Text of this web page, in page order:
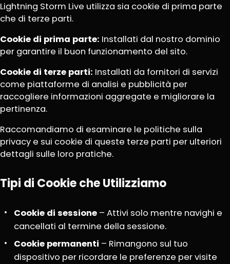
Lightning Storm Live utilizza sia cookie di prima parte
che di terze parti.
Cookie di prima parte: Installati dal nostro dominio
per garantire il buon funzionamento del sito.
Cookie di terze parti: Installati da fornitori di servizi
come piattaforme di analisi e pubblicità per
raccogliere informazioni aggregate e migliorare la
pertinenza.
Raccomandiamo di esaminare le politiche sulla
privacy e sui cookie di queste terze parti per ulteriori
dettagli sulle loro pratiche.
Tipi di Cookie che Utilizziamo
Cookie di sessione – Attivi solo mentre navighi e
cancellati al termine della sessione.
Cookie permanenti – Rimangono sul tuo
dispositivo per ricordare le preferenze per visite